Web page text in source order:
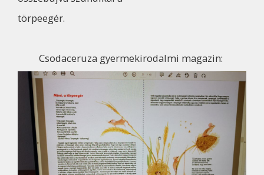
törpeegér.
Csodaceruza gyermekirodalmi magazin: